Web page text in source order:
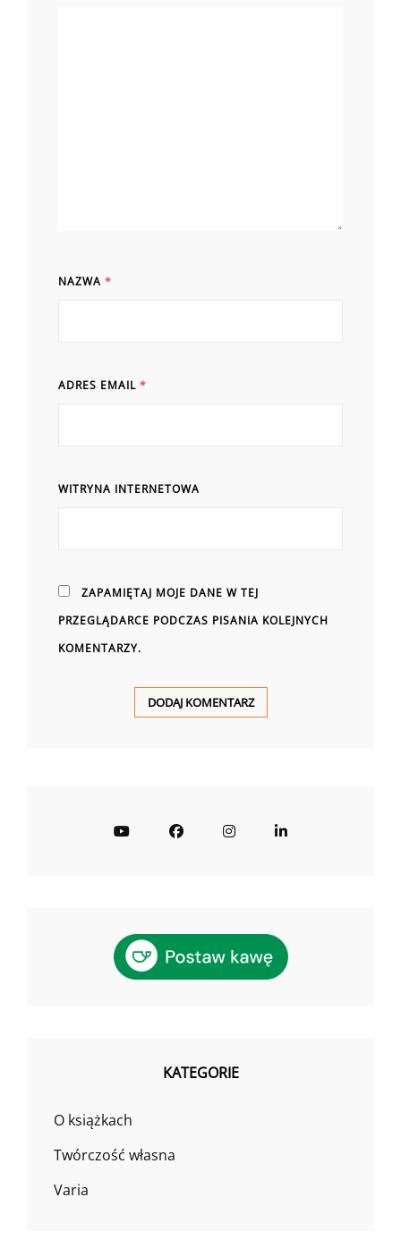
NAZWA *
ADRES EMAIL *
WITRYNA INTERNETOWA
ZAPAMIĘTAJ MOJE DANE W TEJ
PRZEGLĄDARCE PODCZAS PISANIA KOLEJNYCH
KOMENTARZY.
YouTubeFacebookInstagramLinkedIn
KATEGORIE
O książkach
Twórczość własna
Varia